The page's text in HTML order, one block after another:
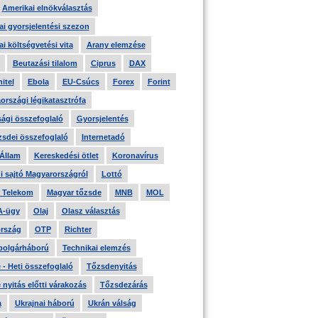
Amerikai elnökválasztás
gyorsjelentési szezon
költségvetési vita Arany elemzése
Beutazási tilalom Ciprus DAX
Ebola EU-Csúcs Forex Forint
légikatasztrófa
összefoglaló Gyorsjelentés
összefoglaló Internetadó
Kereskedési ötlet Koronavírus
sajtó Magyarországról Lottó
Telekom Magyar tőzsde MNB MOL
ügy Olaj Olasz választás
OTP Richter
Technikai elemzés
- Heti összefoglaló Tőzsdenyitás
nyitás előtti várakozás Tőzsdezárás
Ukrajnai háború Ukrán válság